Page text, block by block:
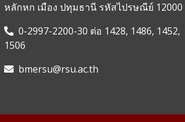
หลักหก เมือง ปทุมธานี รหัสไปรษณีย์ 12000
0-2997-2200-30 ต่อ 1428, 1486, 1452,
1506
bmersu@rsu.ac.th